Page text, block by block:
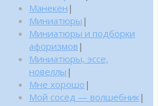
Манекен |
Миниатюры |
Миниатюры и подборки
афоризмов |
Миниатюры, эссе,
новеллы |
Мне хорошо |
Мой сосед — волшебник|